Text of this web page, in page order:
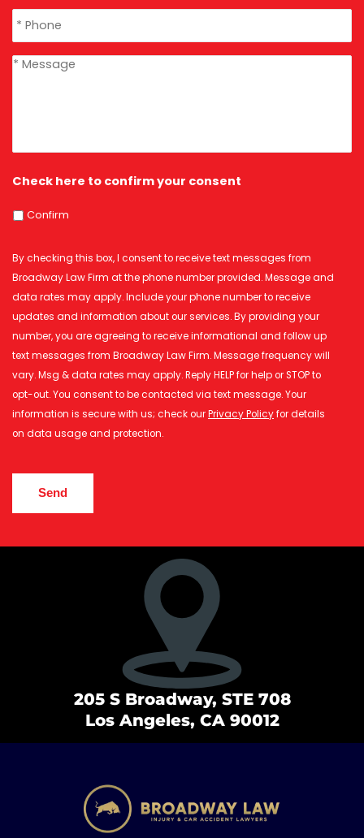
Phone *
message
Check here to confirm your consent
Confirm
By checking this box, I consent to receive text messages from
Broadway Law Firm at the phone number provided. Message and
data rates may apply. Include your phone number to receive
updates and information about our services. By providing your
number, you are agreeing to receive informational and follow up
text messages from Broadway Law Firm. Message frequency will
vary. Msg & data rates may apply. Reply HELP for help or STOP to
opt-out. You consent to be contacted via text message. Your
information is secure with us; check ourPrivacy Policyfor details
on data usage and protection.
205 S Broadway, STE 708
Los Angeles, CA 90012